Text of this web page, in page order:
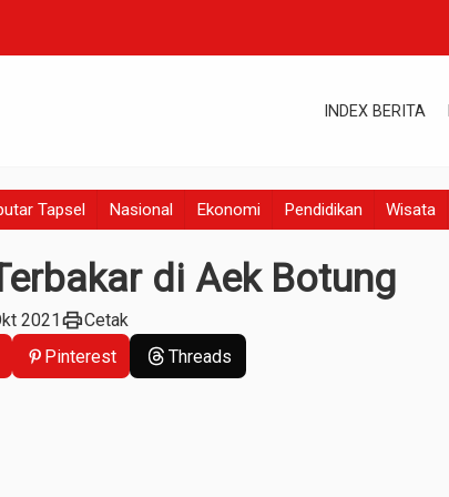
INDEX BERITA
Tapsel Nasional Ekonomi Pendidikan Wisata
di Aek Botung
2021printCetak
Pinterest Threads